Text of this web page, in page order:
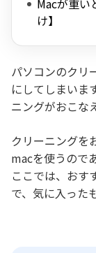
Macが重い
け】
パソコンのクリ
にしてしまいま
ニングがおこな
クリーニングを
macを使うので
ここでは、おす
で、気に入った